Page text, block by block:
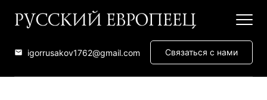
igorrusakov1762@gmail.com Связаться с нами